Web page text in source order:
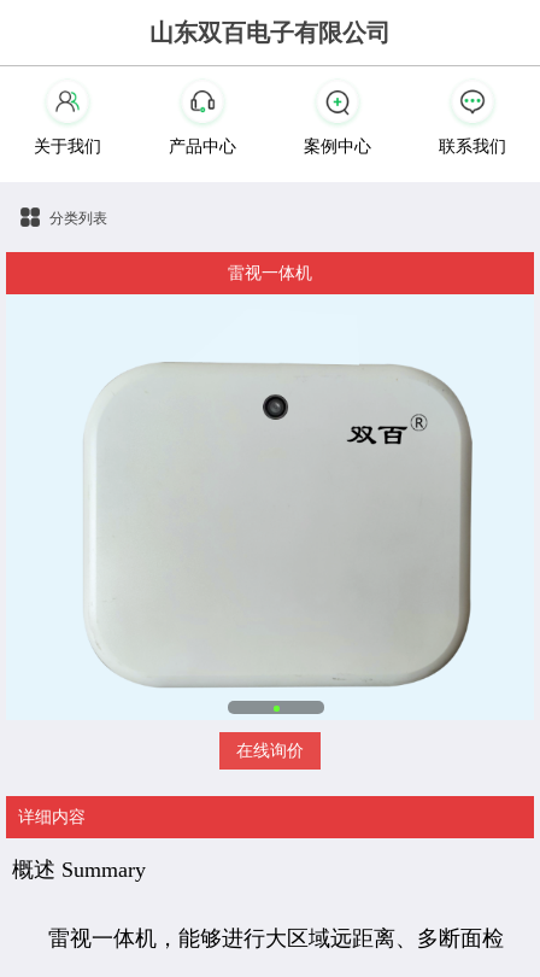
山东双百电子有限公司
关于我们 产品中心 案例中心 联系我们
分类列表
雷视一体机
在线询价
详细内容
概述 Summary
雷视一体机，能够进行大区域远距离、多断面检